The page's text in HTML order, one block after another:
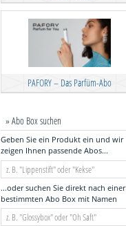
PAFORY – Das Parfüm-Abo
» Abo Box suchen
Geben Sie ein Produkt ein und wir
zeigen Ihnen passende Abos...
...oder suchen Sie direkt nach einer
bestimmten Abo Box mit Namen